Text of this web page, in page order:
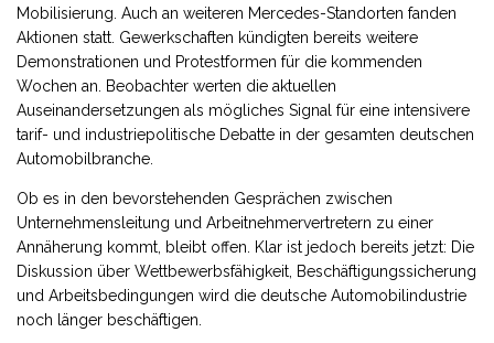
Mobilisierung. Auch an weiteren Mercedes-Standorten fanden
Aktionen statt. Gewerkschaften kündigten bereits weitere
Demonstrationen und Protestformen für die kommenden
Wochen an. Beobachter werten die aktuellen
Auseinandersetzungen als mögliches Signal für eine intensivere
tarif- und industriepolitische Debatte in der gesamten deutschen
Automobilbranche.
Ob es in den bevorstehenden Gesprächen zwischen
Unternehmensleitung und Arbeitnehmervertretern zu einer
Annäherung kommt, bleibt offen. Klar ist jedoch bereits jetzt: Die
Diskussion über Wettbewerbsfähigkeit, Beschäftigungssicherung
und Arbeitsbedingungen wird die deutsche Automobilindustrie
noch länger beschäftigen.